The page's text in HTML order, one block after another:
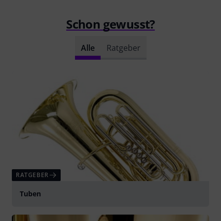
Schon gewusst?
Alle Ratgeber
RATGEBER
Tuben